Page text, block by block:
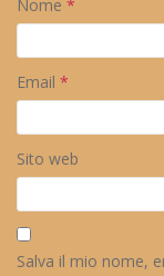
Nome *
Email *
Sito web
Salva il mio nome,